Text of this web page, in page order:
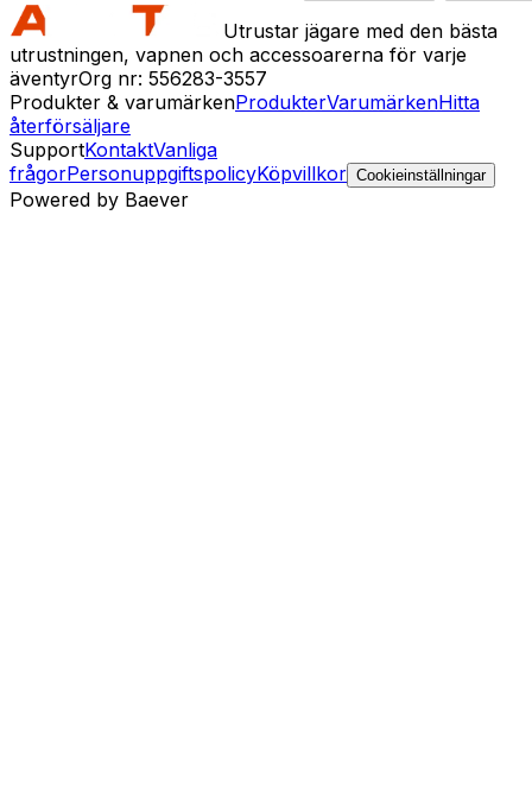
Utrustar jägare med den bästa
utrustningen, vapnen och accessoarerna för varje
äventyrOrg nr: 556283-3557
Produkter & varumärkenProdukterVarumärkenHitta
återförsäljare
SupportKontaktVanliga
frågorPersonuppgiftspolicyKöpvillkor Cookieinställningar
Powered by Baever